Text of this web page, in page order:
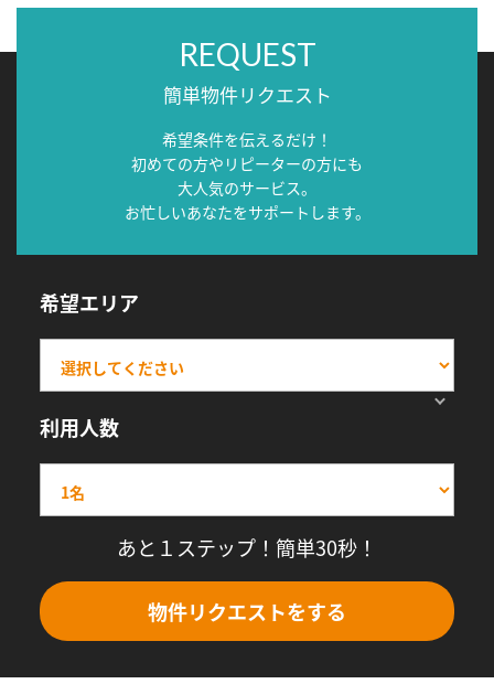
REQUEST
簡単物件リクエスト
希望条件を伝えるだけ！
初めての方やリピーターの方にも
大人気のサービス。
お忙しいあなたをサポートします。
希望エリア
利用人数
あと１ステップ！簡単30秒！
物件リクエストをする